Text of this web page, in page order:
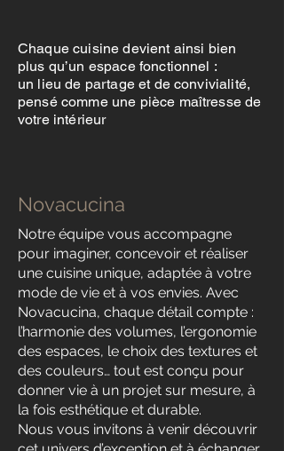
Chaque cuisine devient ainsi bien
plus qu’un espace fonctionnel :
un lieu de partage et de convivialité,
pensé comme une pièce maîtresse de
votre intérieur
Novacucina
Notre équipe vous accompagne
pour imaginer, concevoir et réaliser
une cuisine unique, adaptée à votre
mode de vie et à vos envies. Avec
Novacucina, chaque détail compte :
l’harmonie des volumes, l’ergonomie
des espaces, le choix des textures et
des couleurs… tout est conçu pour
donner vie à un projet sur mesure, à
la fois esthétique et durable.
Nous vous invitons à venir découvrir